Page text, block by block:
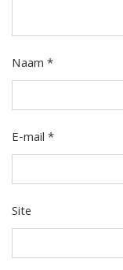
Naam*
E-mail*
Site